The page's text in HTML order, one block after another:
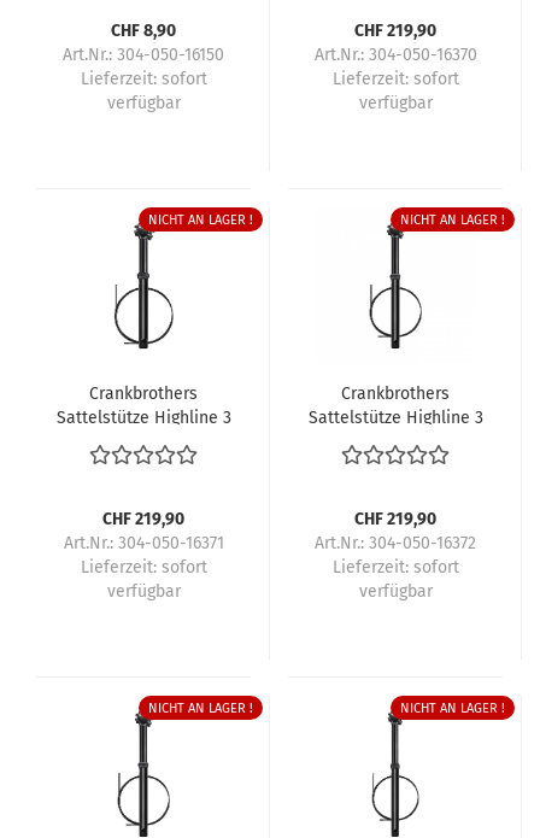
CHF 8,90
Art.Nr.: 304-050-16150
Lieferzeit: sofort
verfügbar
CHF 219,90
Art.Nr.: 304-050-16370
Lieferzeit: sofort
verfügbar
NICHT AN LAGER !
Crankbrothers
Sattelstütze Highline 3
CHF 219,90
Art.Nr.: 304-050-16371
Lieferzeit: sofort
verfügbar
NICHT AN LAGER !
Crankbrothers
Sattelstütze Highline 3
CHF 219,90
Art.Nr.: 304-050-16372
Lieferzeit: sofort
verfügbar
NICHT AN LAGER ! NICHT AN LAGER !